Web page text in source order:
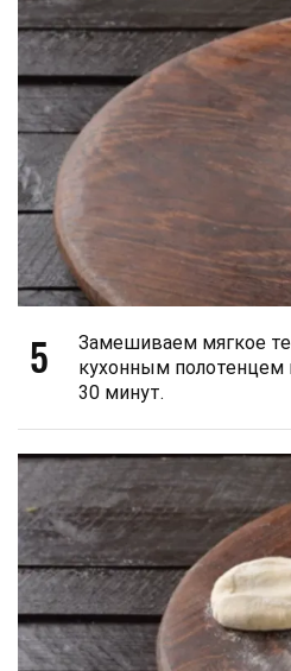
5
Замешиваем мягкое
кухонным полотенцем
30 минут.